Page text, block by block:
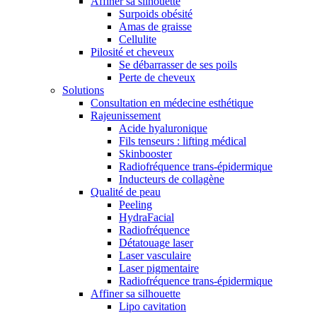
Surpoids obésité
Amas de graisse
Cellulite
Pilosité et cheveux
Se débarrasser de ses poils
Perte de cheveux
Solutions
Consultation en médecine esthétique
Rajeunissement
Acide hyaluronique
Fils tenseurs : lifting médical
Skinbooster
Radiofréquence trans-épidermique
Inducteurs de collagène
Qualité de peau
Peeling
HydraFacial
Radiofréquence
Détatouage laser
Laser vasculaire
Laser pigmentaire
Radiofréquence trans-épidermique
Affiner sa silhouette
Lipo cavitation